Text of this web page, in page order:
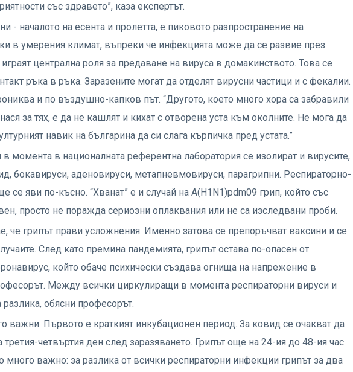
със здравето”, каза експертът.
- началото на есента и пролетта, е пиковото разпространение на
в умерения климат, въпреки че инфекцията може да се развие през
централна роля за предаване на вируса в домакинството. Това се
ръка в ръка. Заразените могат да отделят вирусни частици и с фекалии.
и по въздушно-капков път. “Другото, което много хора са забравили
за тях, е да не кашлят и кихат с отворена уста към околните. Не мога да
навик на българина да си слага кърпичка пред устата.”
момента в националната референтна лаборатория се изолират и вирусите,
бокавируси, аденовируси, метапневмовируси, парагрипни. Респираторно-
се яви по-късно. “Хванат” е и случай на A(H1N1)pdm09 грип, който със
просто не поражда сериозни оплаквания или не са изследвани проби.
че грипът прави усложнения. Именно затова се препоръчват ваксини и се
След като премина пандемията, грипът остава по-опасен от
който обаче психически създава огнища на напрежение в
Между всички циркулиращи в момента респираторни вируси и
обясни професорът.
важни. Първото е краткият инкубационен период. За ковид се очакват да
четвъртия ден след заразяването. Грипът още на 24-ия до 48-ия час
много важно: за разлика от всички респираторни инфекции грипът за два